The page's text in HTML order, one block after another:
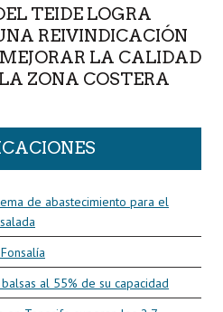
TEIDE LOGRA
REIVINDICACIÓN
LA CALIDAD
ZONA COSTERA
de abastecimiento para el
al 55% de su capacidad